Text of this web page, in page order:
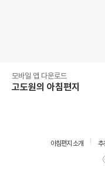
모바일 앱 다운로드
고도원의 아침편지
아침편지 소개 추